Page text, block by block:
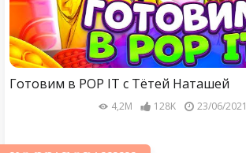
Готовим в POP IT c Тётей Наташей
4,2M 128K 23/06/2021